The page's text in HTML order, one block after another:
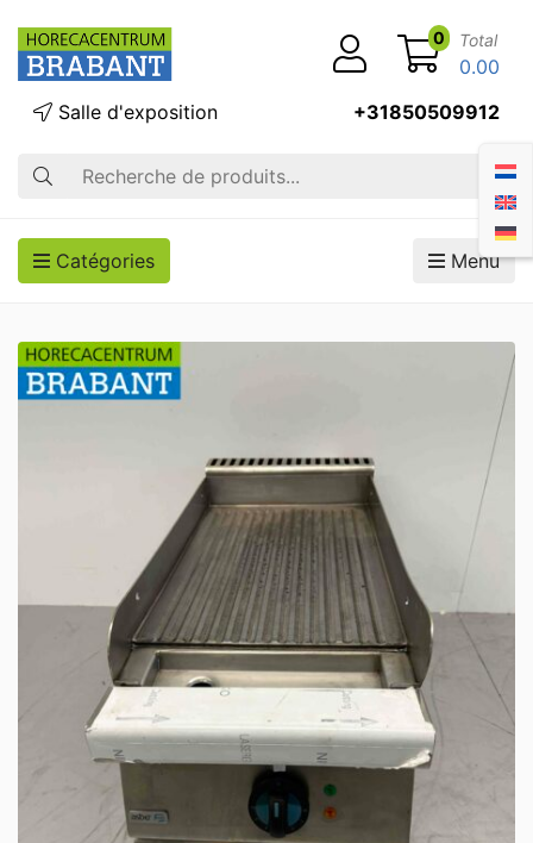
Recherche
Salle d'exposition +31850509912
0 Total
0.00
Catégories Menu